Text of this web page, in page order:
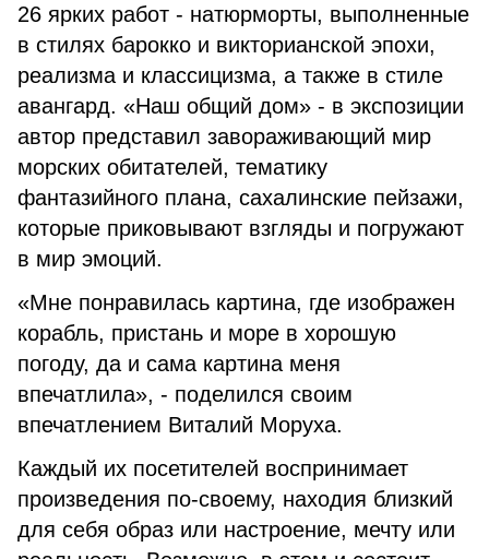
26 ярких работ - натюрморты, выполненные
в стилях барокко и викторианской эпохи,
реализма и классицизма, а также в стиле
авангард. «Наш общий дом» - в экспозиции
автор представил завораживающий мир
морских обитателей, тематику
фантазийного плана, сахалинские пейзажи,
которые приковывают взгляды и погружают
в мир эмоций.
«Мне понравилась картина, где изображен
корабль, пристань и море в хорошую
погоду, да и сама картина меня
впечатлила», - поделился своим
впечатлением Виталий Моруха.
Каждый их посетителей воспринимает
произведения по-своему, находия близкий
для себя образ или настроение, мечту или